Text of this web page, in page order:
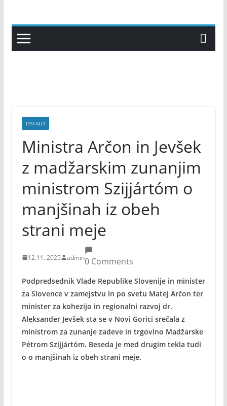
content
OSTALO
Ministra Arčon in Jevšek
z madžarskim zunanjim
ministrom Szijjártóm o
manjšinah iz obeh
strani meje
12.11. 2025 admin0 Comments
Podpredsednik Vlade Republike Slovenije in minister
za Slovence v zamejstvu in po svetu Matej Arčon ter
minister za kohezijo in regionalni razvoj dr.
Aleksander Jevšek sta se v Novi Gorici srečala z
ministrom za zunanje zadeve in trgovino Madžarske
Pétrom Szijjártóm. Beseda je med drugim tekla tudi
o o manjšinah iz obeh strani meje.